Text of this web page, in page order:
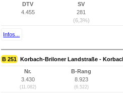
DTV
4.455
SV
281
(6,3%)
Infos...
B 251 Korbach-Briloner Landstraße -
Nr.
3.430
(11.082)
B-Rang
8.923
(6.522)